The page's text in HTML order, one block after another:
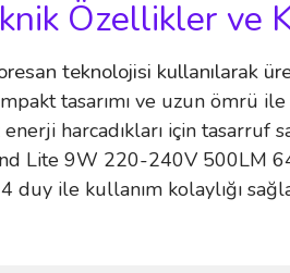
Özellikler ve
teknolojisi kullanılarak
tasarımı ve uzun ömrü
enerji harcadıkları için tasarruf
Lite 9W 220-240V 500LM
duy ile kullanım kolaylığı